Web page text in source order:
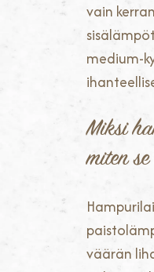
vain
medium-
Miksi
miten
väärän